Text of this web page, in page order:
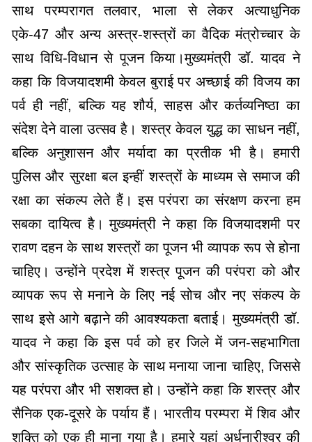
साथ परम्परागत तलवार, भाला से लेकर अत्याधुनिक
एके-47 और अन्य अस्त्र-शस्त्रों का वैदिक मंत्रोच्चार के
साथ विधि-विधान से पूजन किया।मुख्यमंत्री डॉ. यादव ने
कहा कि विजयादशमी केवल बुराई पर अच्छाई की विजय का
पर्व ही नहीं, बल्कि यह शौर्य, साहस और कर्तव्यनिष्ठा का
संदेश देने वाला उत्सव है। शस्त्र केवल युद्ध का साधन नहीं,
बल्कि अनुशासन और मर्यादा का प्रतीक भी है। हमारी
पुलिस और सुरक्षा बल इन्हीं शस्त्रों के माध्यम से समाज की
रक्षा का संकल्प लेते हैं। इस परंपरा का संरक्षण करना हम
सबका दायित्व है। मुख्यमंत्री ने कहा कि विजयादशमी पर
रावण दहन के साथ शस्त्रों का पूजन भी व्यापक रूप से होना
चाहिए। उन्होंने प्रदेश में शस्त्र पूजन की परंपरा को और
व्यापक रूप से मनाने के लिए नई सोच और नए संकल्प के
साथ इसे आगे बढ़ाने की आवश्यकता बताई। मुख्यमंत्री डॉ.
यादव ने कहा कि इस पर्व को हर जिले में जन-सहभागिता
और सांस्कृतिक उत्साह के साथ मनाया जाना चाहिए, जिससे
यह परंपरा और भी सशक्त हो। उन्होंने कहा कि शस्त्र और
सैनिक एक-दूसरे के पर्याय हैं। भारतीय परम्परा में शिव और
शक्ति को एक ही माना गया है। हमारे यहां अर्धनारीश्वर की